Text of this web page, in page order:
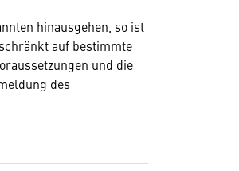
hinausgehen, so ist
auf bestimmte
und die
des